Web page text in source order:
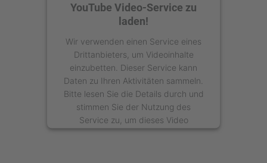
YouTube Video-Service zu
laden!
Wir verwenden einen Service eines
Drittanbieters, um Videoinhalte
einzubetten. Dieser Service kann
Daten zu Ihren Aktivitäten sammeln.
Bitte lesen Sie die Details durch und
stimmen Sie der Nutzung des
Service zu, um dieses Video
anzusehen.